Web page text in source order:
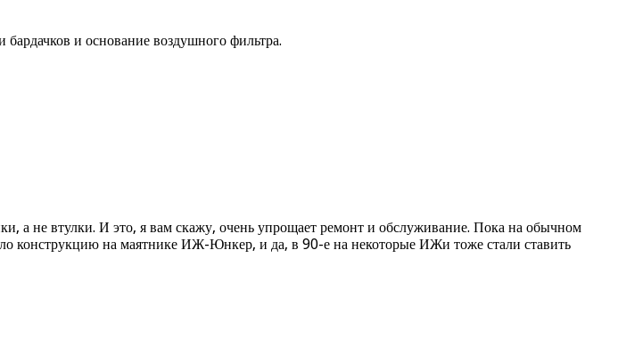
и основание воздушного фильтра.
не втулки. И это, я вам скажу, очень упрощает ремонт и обслуживание. Пока на обычном
конструкцию на маятнике ИЖ-Юнкер, и да, в 90-е на некоторые ИЖи тоже стали ставить